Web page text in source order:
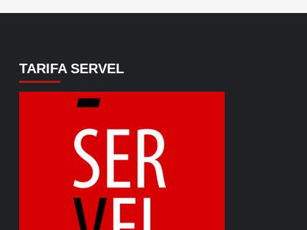
TARIFA SERVEL